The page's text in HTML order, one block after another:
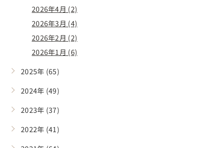
2026年4月 (2)
2026年3月 (4)
2026年2月 (2)
2026年1月 (6)
2025年 (65)
2024年 (49)
2023年 (37)
2022年 (41)